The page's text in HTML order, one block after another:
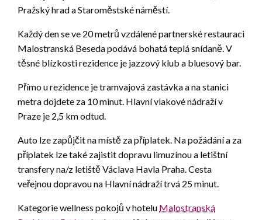
Pražský hrad a Staroměstské náměstí.
Každý den se ve 20 metrů vzdálené partnerské restauraci
Malostranská Beseda podává bohatá teplá snídaně. V
těsné blízkosti rezidence je jazzový klub a bluesový bar.
Přímo u rezidence je tramvajová zastávka a na stanici
metra dojdete za 10 minut. Hlavní vlakové nádraží v
Praze je 2,5 km odtud.
Auto lze zapůjčit na místě za příplatek. Na požádání a za
příplatek lze také zajistit dopravu limuzínou a letištní
transfery na/z letiště Václava Havla Praha. Cesta
veřejnou dopravou na Hlavní nádraží trvá 25 minut.
Kategorie wellness pokojů v hotelu Malostranská